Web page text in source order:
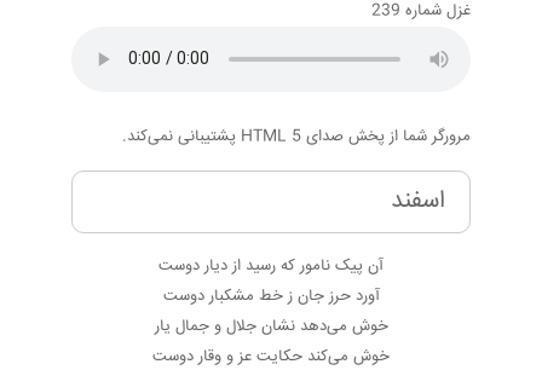
غزل شماره 239
مرورگر شما از پخش صدای HTML 5 پشتیبانی نمی‌کند.
اسفند
آن پیک نامور که رسید از دیار دوست
آورد حرز جان ز خط مشکبار دوست
خوش می‌دهد نشان جلال و جمال یار
خوش می‌کند حکایت عز و وقار دوست